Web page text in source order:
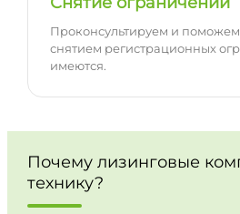
Проконсультируем и
снятием регистрационных
имеются.
Почему лизинговые
технику?